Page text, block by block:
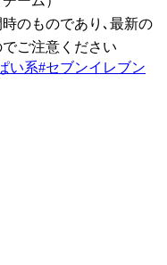
のものであり､最新の
ご注意ください
い系#セブンイレブン